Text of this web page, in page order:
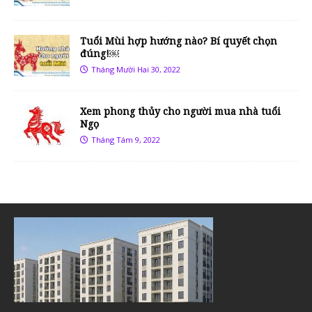
Tuổi Mùi hợp hướng nào? Bí quyết chọn
đúng!￼
Tháng Mười Hai 30, 2022
Xem phong thủy cho người mua nhà tuổi
Ngọ
Tháng Tám 9, 2022